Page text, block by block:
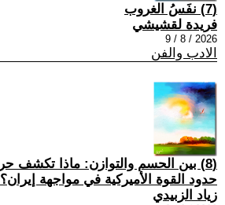
(7) نفَسُ الغروب
فريدة لقشيشي
2026 / 8 / 9
الادب والفن
حدود القوة الأميركية في مواجهة إيران؟
زياد الزبيدي